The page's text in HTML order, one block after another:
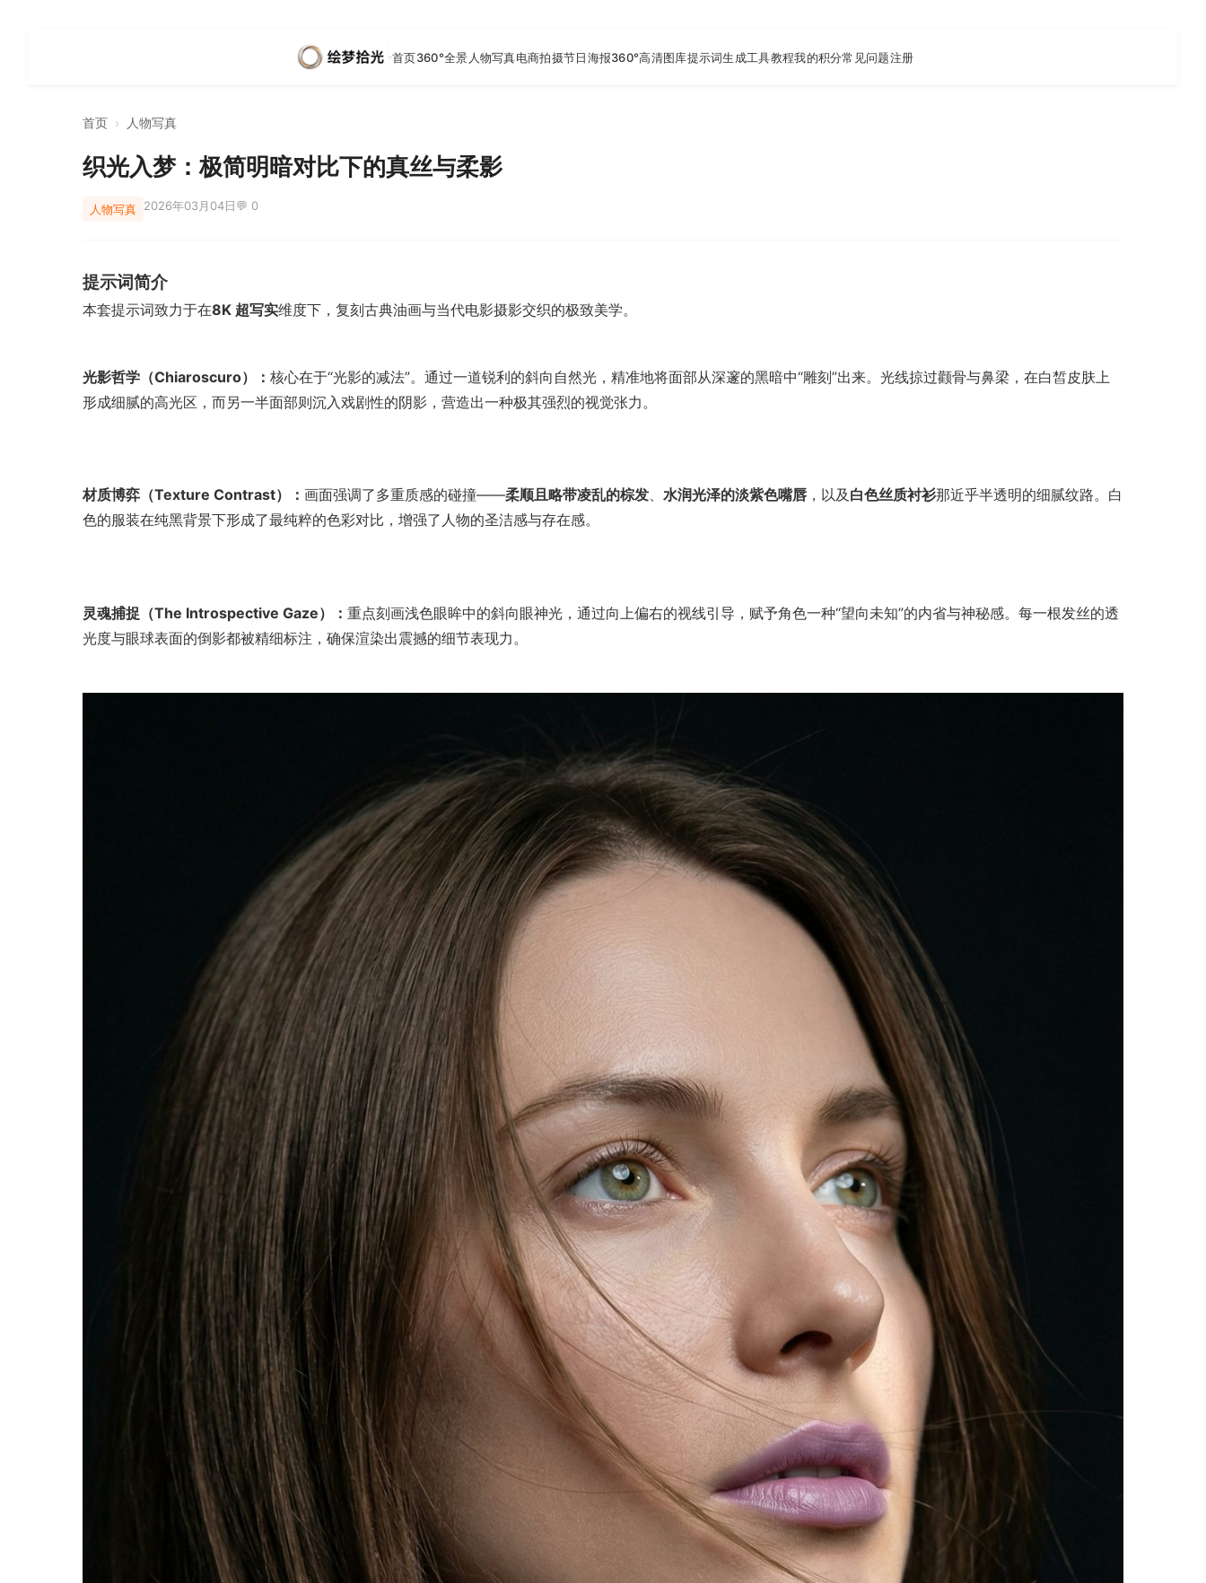
首页360°全景 人物写真电商拍摄节日海报360°高清图库提示词生成工具教程我的积分常见问题注册
首页 › 人物写真
织光入梦：极简明暗对比下的真丝与柔影
人物写真 2026年03月04日💬 0
提示词简介
本套提示词致力于在8K 超写实维度下，复刻古典油画与当代电影摄影交织的极致美学。
光影哲学（Chiaroscuro）： 核心在于“光影的减法”。通过一道锐利的斜向自然光，精准地将面部从深邃的黑暗中“雕刻”出来。光线掠过颧骨与鼻梁，在白皙皮肤上
形成细腻的高光区，而另一半面部则沉入戏剧性的阴影，营造出一种极其强烈的视觉张力。
材质博弈（Texture Contrast）： 画面强调了多重质感的碰撞——柔顺且略带凌乱的棕发、 水润光泽的淡紫色嘴唇 ，以及 白色丝质衬衫那近乎半透明的细腻纹路。白
色的服装在纯黑背景下形成了最纯粹的色彩对比，增强了人物的圣洁感与存在感。
灵魂捕捉（The Introspective Gaze）： 重点刻画浅色眼眸中的斜向眼神光，通过向上偏右的视线引导，赋予角色一种“望向未知”的内省与神秘感。每一根发丝的透
光度与眼球表面的倒影都被精细标注，确保渲染出震撼的细节表现力。